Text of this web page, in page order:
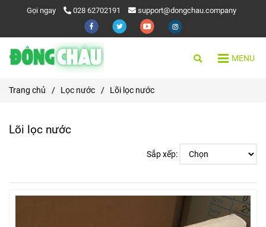
Gọi ngay 028 62702191 support@dongchau.company
MENU
Trang chủ / Lọc nước / Lõi lọc nước
Lõi lọc nước
Sắp xếp: